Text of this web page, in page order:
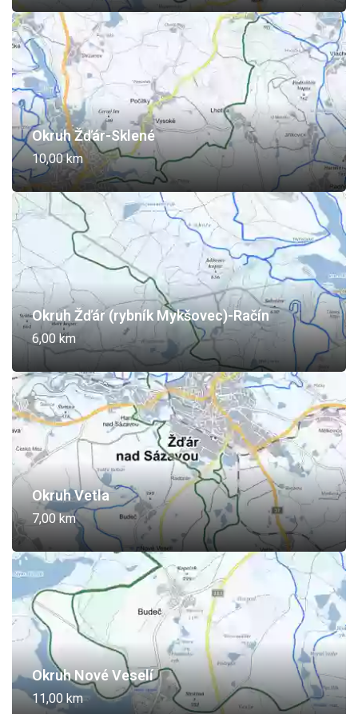
Okruh Žďár-Sklené
10,00 km
Okruh Žďár (rybník Mykšovec)-Račín
6,00 km
Okruh Vetla
7,00 km
Okruh Nové Veselí
11,00 km